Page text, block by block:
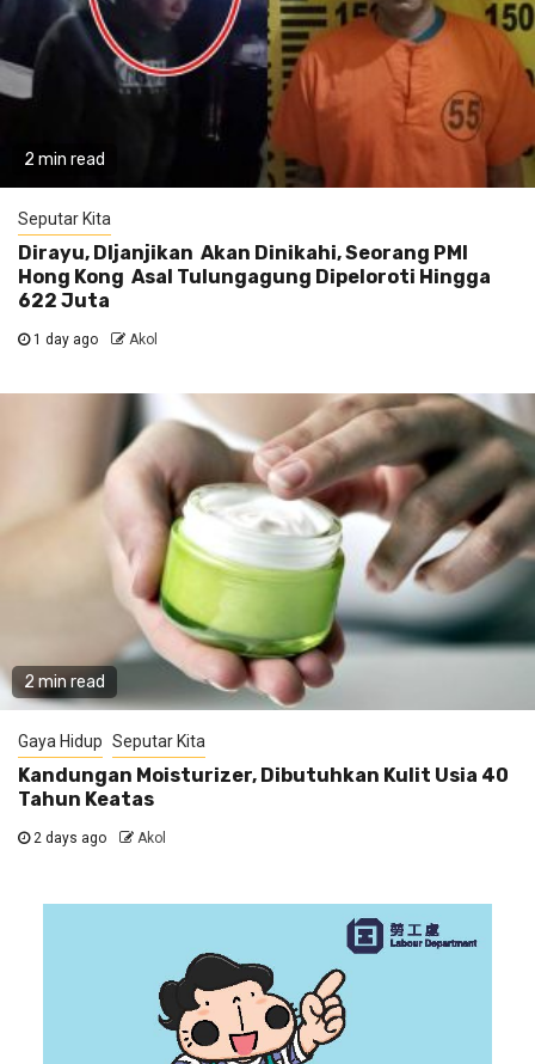
2 min read
Seputar Kita
Dirayu, DIjanjikan Akan Dinikahi, Seorang PMI
Hong Kong Asal Tulungagung Dipeloroti Hingga
622 Juta
1 day ago Akol
2 min read
Gaya Hidup Seputar Kita
Kandungan Moisturizer, Dibutuhkan Kulit Usia 40
Tahun Keatas
2 days ago Akol